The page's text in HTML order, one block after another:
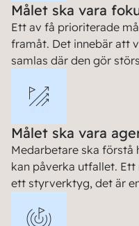
Målet ska vara
Ett av få prioriterade
framåt. Det innebär att
samlas där den gör
Målet ska vara
Medarbetare ska förstå
kan påverka utfallet. Ett
ett styrverktyg, det är